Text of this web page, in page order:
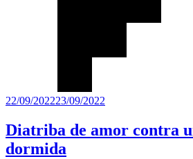
Publicado
22/09/202223/09/2022
Diatriba de amor contra
dormida